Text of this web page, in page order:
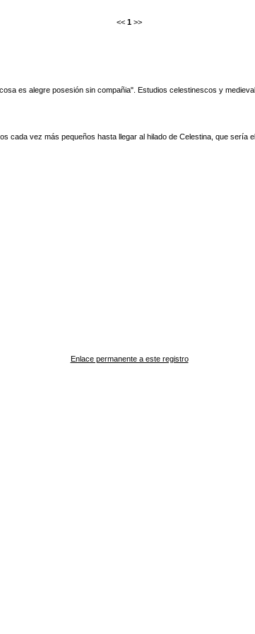
<< 1 >>
es alegre posesión sin compañia". Estudios celestinescos y
vez más pequeños hasta llegar al hilado de Celestina, que sería el
Enlace permanente a este registro